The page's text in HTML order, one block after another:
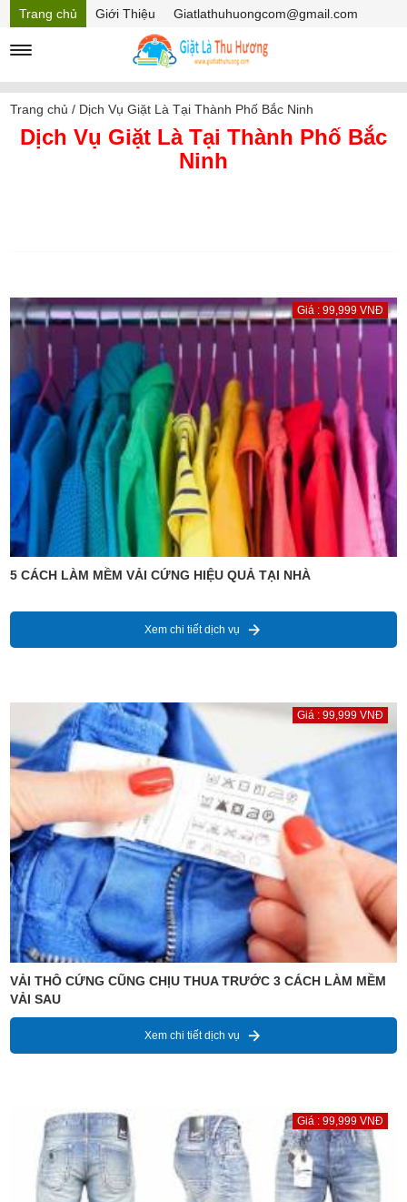
Trang chủ Giới Thiệu
Giatlathuhuongcom@gmail.com
Mã Giảm giá
Trang chủ / Dịch Vụ Giặt Là Tại Thành Phố Bắc Ninh
Dịch Vụ Giặt Là Tại Thành Phố Bắc
Ninh
Giá : 99,999 VNĐ
5 CÁCH LÀM MỀM VẢI CỨNG HIỆU QUẢ TẠI NHÀ
Xem chi tiết dịch vụ
Giá : 99,999 VNĐ
VẢI THÔ CỨNG CŨNG CHỊU THUA TRƯỚC 3 CÁCH LÀM MỀM
VẢI SAU
Xem chi tiết dịch vụ
Giá : 99,999 VNĐ